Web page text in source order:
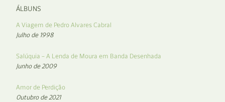
ÁLBUNS
A Viagem de Pedro Alvares Cabral
Julho de 1998
Salúquia – A Lenda de Moura em Banda Desenhada
Junho de 2009
Amor de Perdição
Outubro de 2021